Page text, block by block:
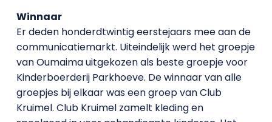
Winnaar
Er deden honderdtwintig eerstejaars mee aan de
communicatiemarkt. Uiteindelijk werd het groepje
van Oumaima uitgekozen als beste groepje voor
Kinderboerderij Parkhoeve. De winnaar van alle
groepjes bij elkaar was een groep van Club
Kruimel. Club Kruimel zamelt kleding en